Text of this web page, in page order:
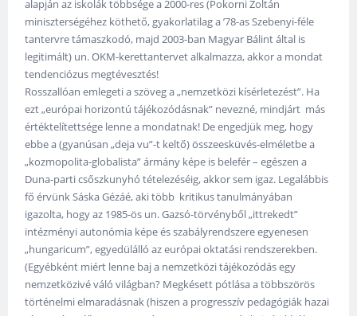
alapján az iskolák többsége a 2000-res (Pokorni Zoltán
miniszterségéhez köthető, gyakorlatilag a ’78-as Szebenyi-féle
tantervre támaszkodó, majd 2003-ban Magyar Bálint által is
legitimált) un. OKM-kerettantervet alkalmazza, akkor a mondat
tendenciózus megtévesztés!
Rosszallóan emlegeti a szöveg a „nemzetközi kísérletezést”. Ha
ezt „európai horizontú tájékozódásnak” nevezné, mindjárt más
értéktelítettsége lenne a mondatnak! De engedjük meg, hogy
ebbe a (gyanúsan „deja vu”-t keltő) összeesküvés-elméletbe a
„kozmopolita-globalista” ármány képe is belefér – egészen a
Duna-parti csőszkunyhó tételezéséig, akkor sem igaz. Legalábbis
fő érvünk Sáska Gézáé, aki több kritikus tanulmányában
igazolta, hogy az 1985-ös un. Gazsó-törvényből „ittrekedt”
intézményi autonómia képe és szabályrendszere egyenesen
„hungaricum”, egyedülálló az európai oktatási rendszerekben.
(Egyébként miért lenne baj a nemzetközi tájékozódás egy
nemzetközivé váló világban? Megkésett pótlása a többszörös
történelmi elmaradásnak (hiszen a progresszív pedagógiák hazai